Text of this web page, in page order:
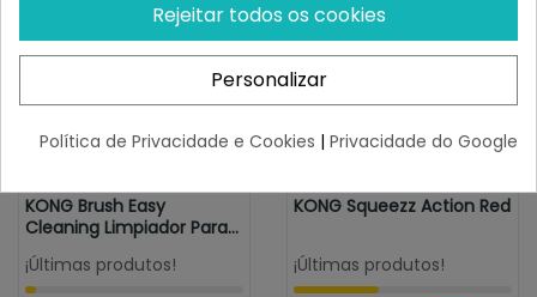
KONG Brush Easy
Cleaning Limpiador Para
Juguete
¡Últimas produtos!
KONG Squeezz Action Red
¡Últimas produtos!
Rejeitar todos os cookies
Personalizar
Política de Privacidade e Cookies | Privacidade do Google